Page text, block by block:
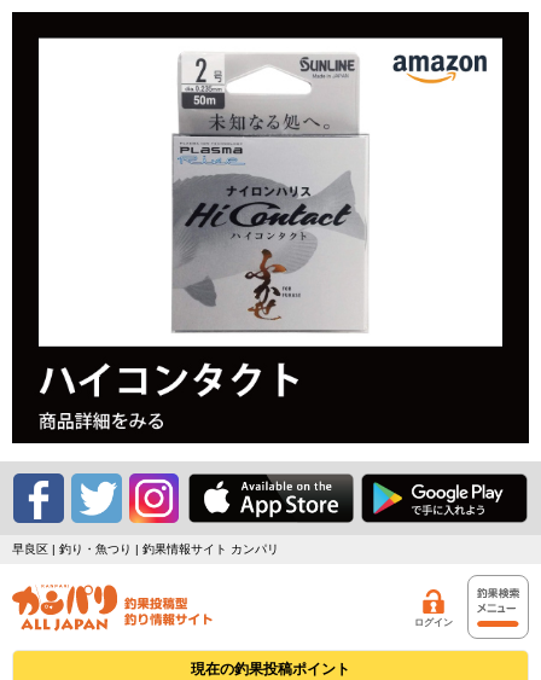
早良区 | 釣り・魚つり | 釣果情報サイト カンパリ
ログイン
現在の釣果投稿ポイント